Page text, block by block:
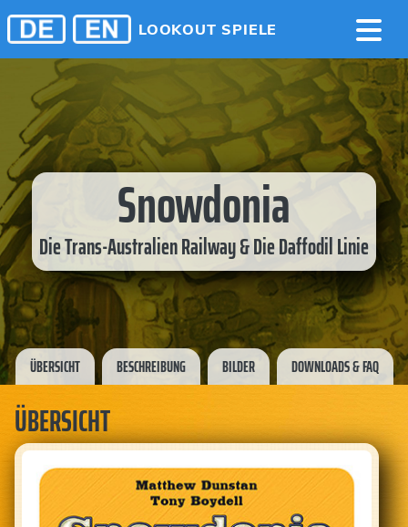
LOOKOUT SPIELE
Snowdonia
Die Trans-Australien Railway & Die Daffodil Linie
ÜBERSICHT BESCHREIBUNG BILDER DOWNLOADS & FAQ
ÜBERSICHT